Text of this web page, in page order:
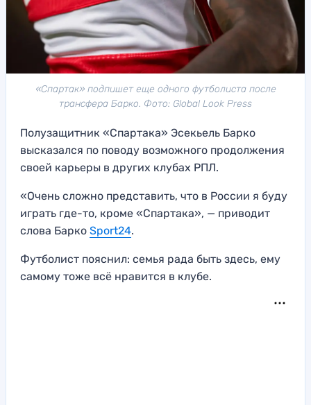
«Спартак» подпишет еще одного футболиста после
трансфера Барко. Фото: Global Look Press
Полузащитник «Спартака» Эсекьель Барко
высказался по поводу возможного продолжения
своей карьеры в других клубах РПЛ.
«Очень сложно представить, что в России я буду
играть где-то, кроме «Спартака», — приводит
слова Барко Sport24.
Футболист пояснил: семья рада быть здесь, ему
самому тоже всё нравится в клубе.